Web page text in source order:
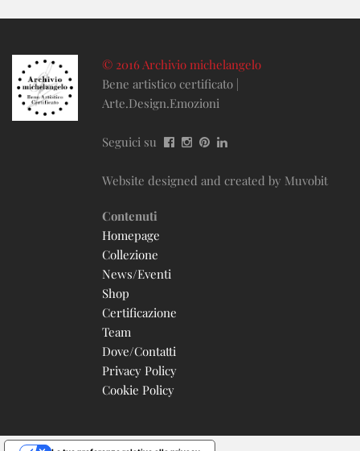
© 2016 Archivio michelangelo
Bene artistico certificato |
Arte.Design.Emozioni
Seguici su
Website designed and created by Muvobit
Contenuti
Homepage
Collezione
News/Eventi
Shop
Certificazione
Team
Dove/Contatti
Privacy Policy
Cookie Policy